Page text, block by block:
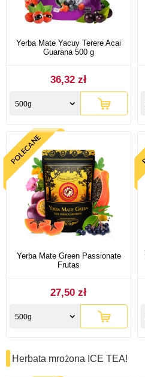
Yerba Mate Yacuy Terere Acai
Guarana 500 g
36,32 zł
500g
Yerba Mate Green Passionate
Frutas
27,50 zł
500g
Herbata mrożona ICE TEA!